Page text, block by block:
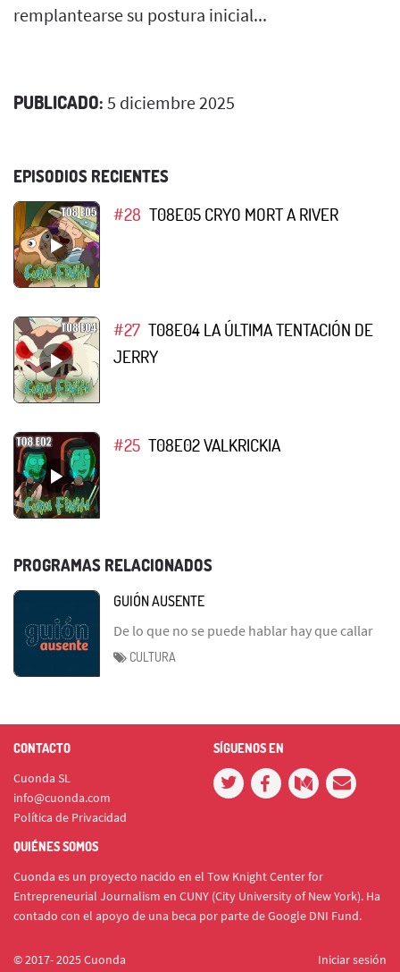
remplantearse su postura inicial...
PUBLICADO: 5 diciembre 2025
EPISODIOS RECIENTES
#28 T08E05 CRYO MORT A RIVER
#27 T08E04 LA ÚLTIMA TENTACIÓN DE
JERRY
#25 T08E02 VALKRICKIA
PROGRAMAS RELACIONADOS
GUIÓN AUSENTE
De lo que no se puede hablar hay que callar
CULTURA
CONTACTO
Cuonda SL
info@cuonda.com
Política de Privacidad
SÍGUENOS EN
QUIÉNES SOMOS
Cuonda es un proyecto nacido en el Tow Knight Center for
Entrepreneurial Journalism en CUNY (City University of New York). Ha
contado con el apoyo de una beca por parte de Google DNI Fund.
© 2017- 2025 Cuonda Iniciar sesión